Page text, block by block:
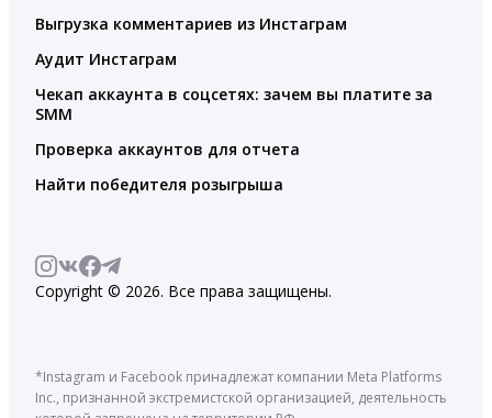
Выгрузка комментариев из Инстаграм
Аудит Инстаграм
Чекап аккаунта в соцсетях: зачем вы платите за
SMM
Проверка аккаунтов для отчета
Найти победителя розыгрыша
Copyright © 2026. Все права защищены.
*Instagram и Facebook принадлежат компании Meta Platforms
Inc., признанной экстремистской организацией, деятельность